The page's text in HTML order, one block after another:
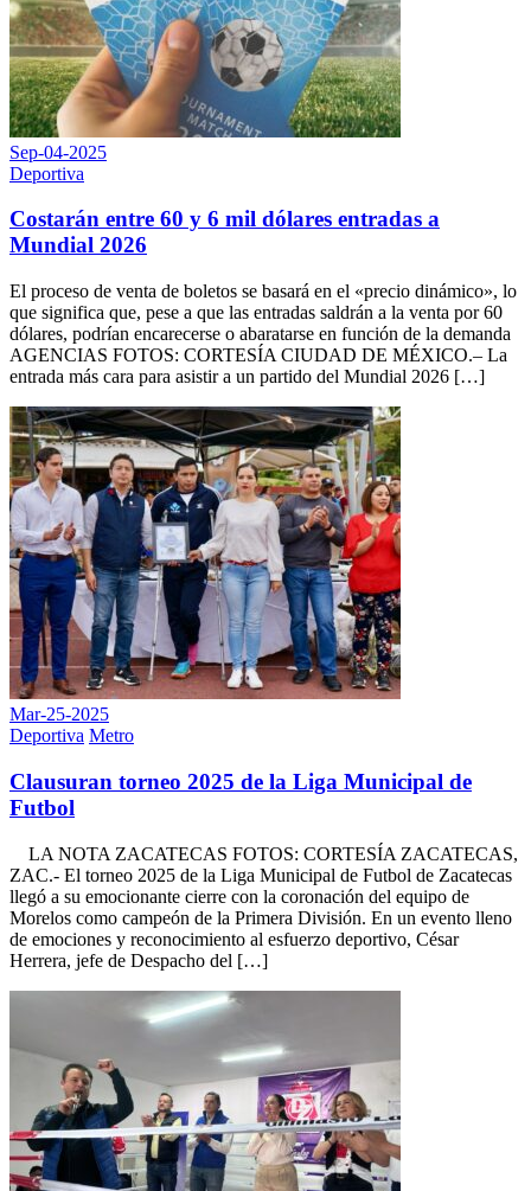
Sep-04-2025
Deportiva
Costarán entre 60 y 6 mil dólares entradas a
Mundial 2026
El proceso de venta de boletos se basará en el «precio dinámico», lo
que significa que, pese a que las entradas saldrán a la venta por 60
dólares, podrían encarecerse o abaratarse en función de la demanda
AGENCIAS FOTOS: CORTESÍA CIUDAD DE MÉXICO.– La
entrada más cara para asistir a un partido del Mundial 2026 […]
Mar-25-2025
Deportiva Metro
Clausuran torneo 2025 de la Liga Municipal de
Futbol
LA NOTA ZACATECAS FOTOS: CORTESÍA ZACATECAS,
ZAC.- El torneo 2025 de la Liga Municipal de Futbol de Zacatecas
llegó a su emocionante cierre con la coronación del equipo de
Morelos como campeón de la Primera División. En un evento lleno
de emociones y reconocimiento al esfuerzo deportivo, César
Herrera, jefe de Despacho del […]